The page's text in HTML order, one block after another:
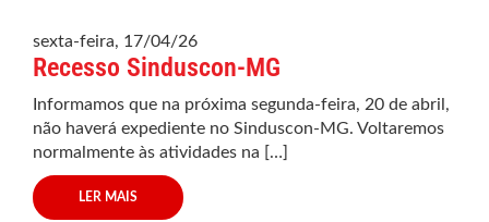
sexta-feira, 17/04/26
Recesso Sinduscon-MG
Informamos que na próxima segunda-feira, 20 de abril,
não haverá expediente no Sinduscon-MG. Voltaremos
normalmente às atividades na […]
LER MAIS